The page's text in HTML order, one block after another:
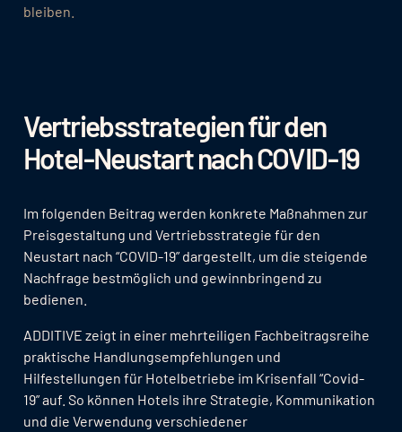
bleiben.
Vertriebsstrategien für den
Hotel-Neustart nach COVID-19
Im folgenden Beitrag werden konkrete Maßnahmen zur
Preisgestaltung und Vertriebsstrategie für den
Neustart nach “COVID-19” dargestellt, um die steigende
Nachfrage bestmöglich und gewinnbringend zu
bedienen.
ADDITIVE zeigt in einer mehrteiligen Fachbeitragsreihe
praktische Handlungsempfehlungen und
Hilfestellungen für Hotelbetriebe im Krisenfall “Covid-
19” auf. So können Hotels ihre Strategie, Kommunikation
und die Verwendung verschiedener